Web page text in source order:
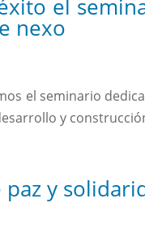
el
nexo
el seminario
y
paz y